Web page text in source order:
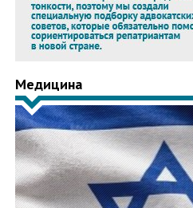
Медицина